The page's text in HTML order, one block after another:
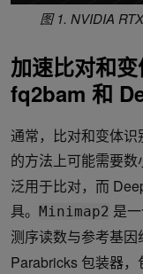
图 1. NVIDIA
加速比对和
fq2bam 和
通常，比对和变体
的方法上可能需要数
泛用于比对，而
具。
Minimap2 是
测序读数与参考基因
Parabricks 包装器